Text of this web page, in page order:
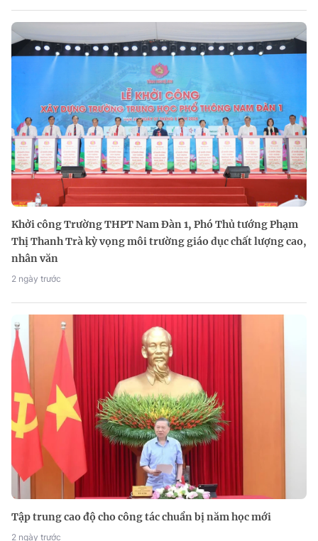
Khởi công Trường THPT Nam Đàn 1, Phó Thủ tướng Phạm
Thị Thanh Trà kỳ vọng môi trường giáo dục chất lượng cao,
nhân văn
2 ngày trước
Tập trung cao độ cho công tác chuẩn bị năm học mới
2 ngày trước